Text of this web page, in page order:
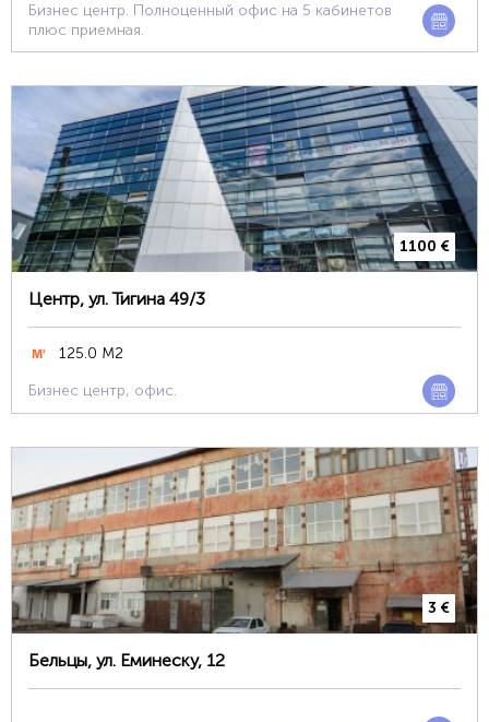
Бизнес центр. Полноценный офис на 5 кабинетов
плюс приемная.
1100 €
Центр, ул. Тигина 49/3
125.0 М2
Бизнес центр, офис.
3 €
Бельцы, ул. Еминеску, 12